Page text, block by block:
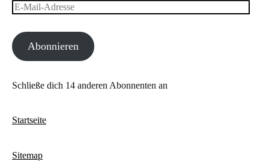
E-
AdresseAbonnieren
Schließe dich 14 anderen Abonnenten an
Startseite
Sitemap